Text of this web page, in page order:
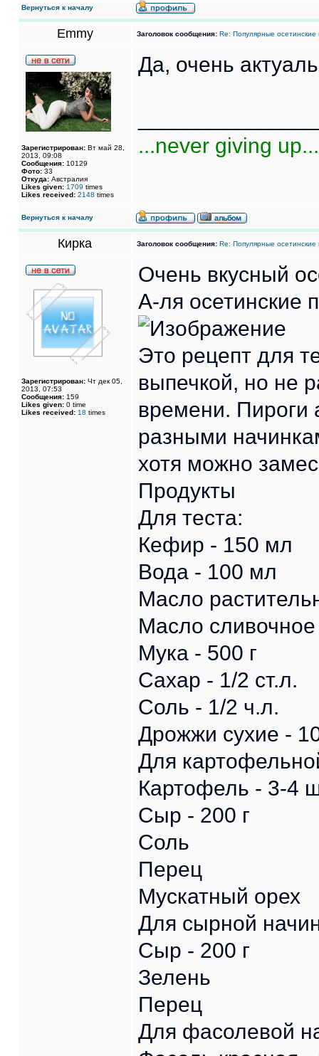
Вернуться к началу
Emmy Заголовок сообщения: Re: Популярные осетинские
Зарегистрирован: Вт май 28,
2013, 09:08
Сообщения: 10129
Фото: 33
Откуда: Австралия
Likes given: 1709 times
Likes received: 2148 times
Да, очень
...never giving up...
Вернуться к началу
Кирка Заголовок сообщения: Re: Популярные осетинские
Зарегистрирован: Чт дек 05,
2013, 07:53
Сообщения: 159
Likes given: 0 time
Likes received: 18 times
Очень вкусный
А-ля осетинские
Это рецепт для
выпечкой, но не
времени. Пироги
разными
хотя можно
Продукты
Для теста:
Кефир - 150 мл
Вода - 100 мл
Масло
Масло сливочное
Мука - 500 г
Сахар - 1/2 ст.л.
Соль - 1/2 ч.л.
Дрожжи сухие -
Для
Картофель - 3-4
Сыр - 200 г
Соль
Перец
Мускатный орех
Для сырной
Сыр - 200 г
Зелень
Перец
Для фасолевой